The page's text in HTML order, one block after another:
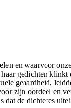
en waarvoor
gedichten
geaardheid,
zijn oordeel en
de dichteres